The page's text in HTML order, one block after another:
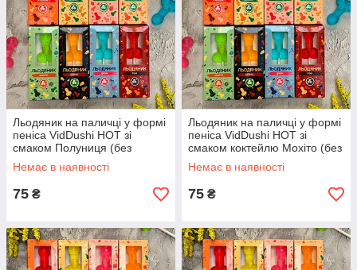
Льодяник на паличці у формі
пеніса VidDushi HOT зі
смаком Полуниця (без
цукру), 17 гр
Немає в наявності
75 ₴
Льодяник на паличці у формі
пеніса VidDushi HOT зі
смаком коктейлю Мохіто (без
цукру), 17 гр
Немає в наявності
75 ₴